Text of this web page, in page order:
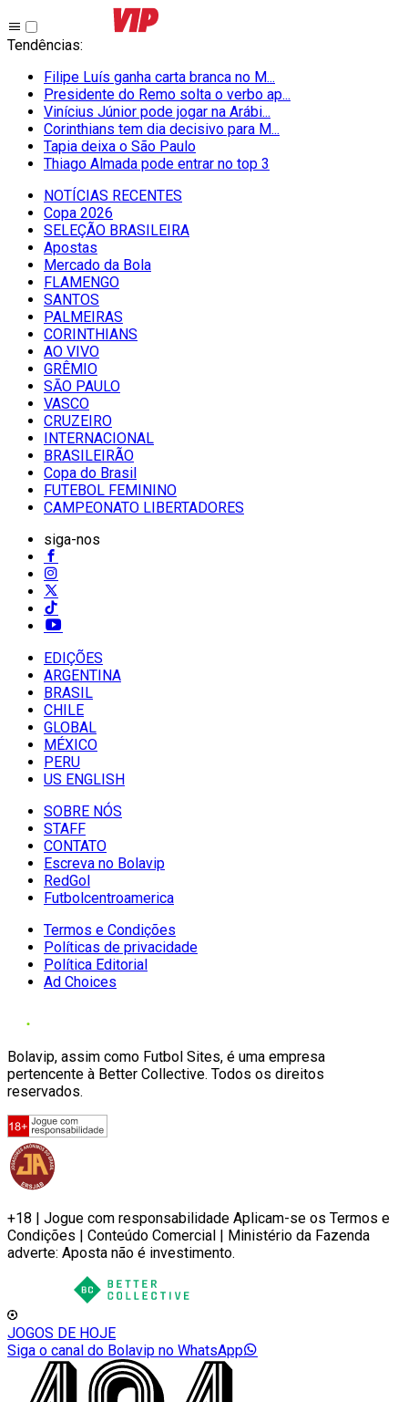
Tendências:
Filipe Luís ganha carta branca no M...
Presidente do Remo solta o verbo ap...
Vinícius Júnior pode jogar na Arábi...
Corinthians tem dia decisivo para M...
Tapia deixa o São Paulo
Thiago Almada pode entrar no top 3
NOTÍCIAS RECENTES
Copa 2026
SELEÇÃO BRASILEIRA
Apostas
Mercado da Bola
FLAMENGO
SANTOS
PALMEIRAS
CORINTHIANS
AO VIVO
GRÊMIO
SĀO PAULO
VASCO
CRUZEIRO
INTERNACIONAL
BRASILEIRÃO
Copa do Brasil
FUTEBOL FEMININO
CAMPEONATO LIBERTADORES
siga-nos
EDIÇÕES
ARGENTINA
BRASIL
CHILE
GLOBAL
MÉXICO
PERU
US ENGLISH
SOBRE NÓS
STAFF
CONTATO
Escreva no Bolavip
RedGol
Futbolcentroamerica
Termos e Condições
Políticas de privacidade
Política Editorial
Ad Choices
Bolavip, assim como Futbol Sites, é uma empresa
pertencente à Better Collective. Todos os direitos
reservados.
+18 | Jogue com responsabilidade Aplicam-se os Termos e
Condições | Conteúdo Comercial | Ministério da Fazenda
adverte: Aposta não é investimento.
JOGOS DE HOJE
Siga o canal do Bolavip no WhatsApp